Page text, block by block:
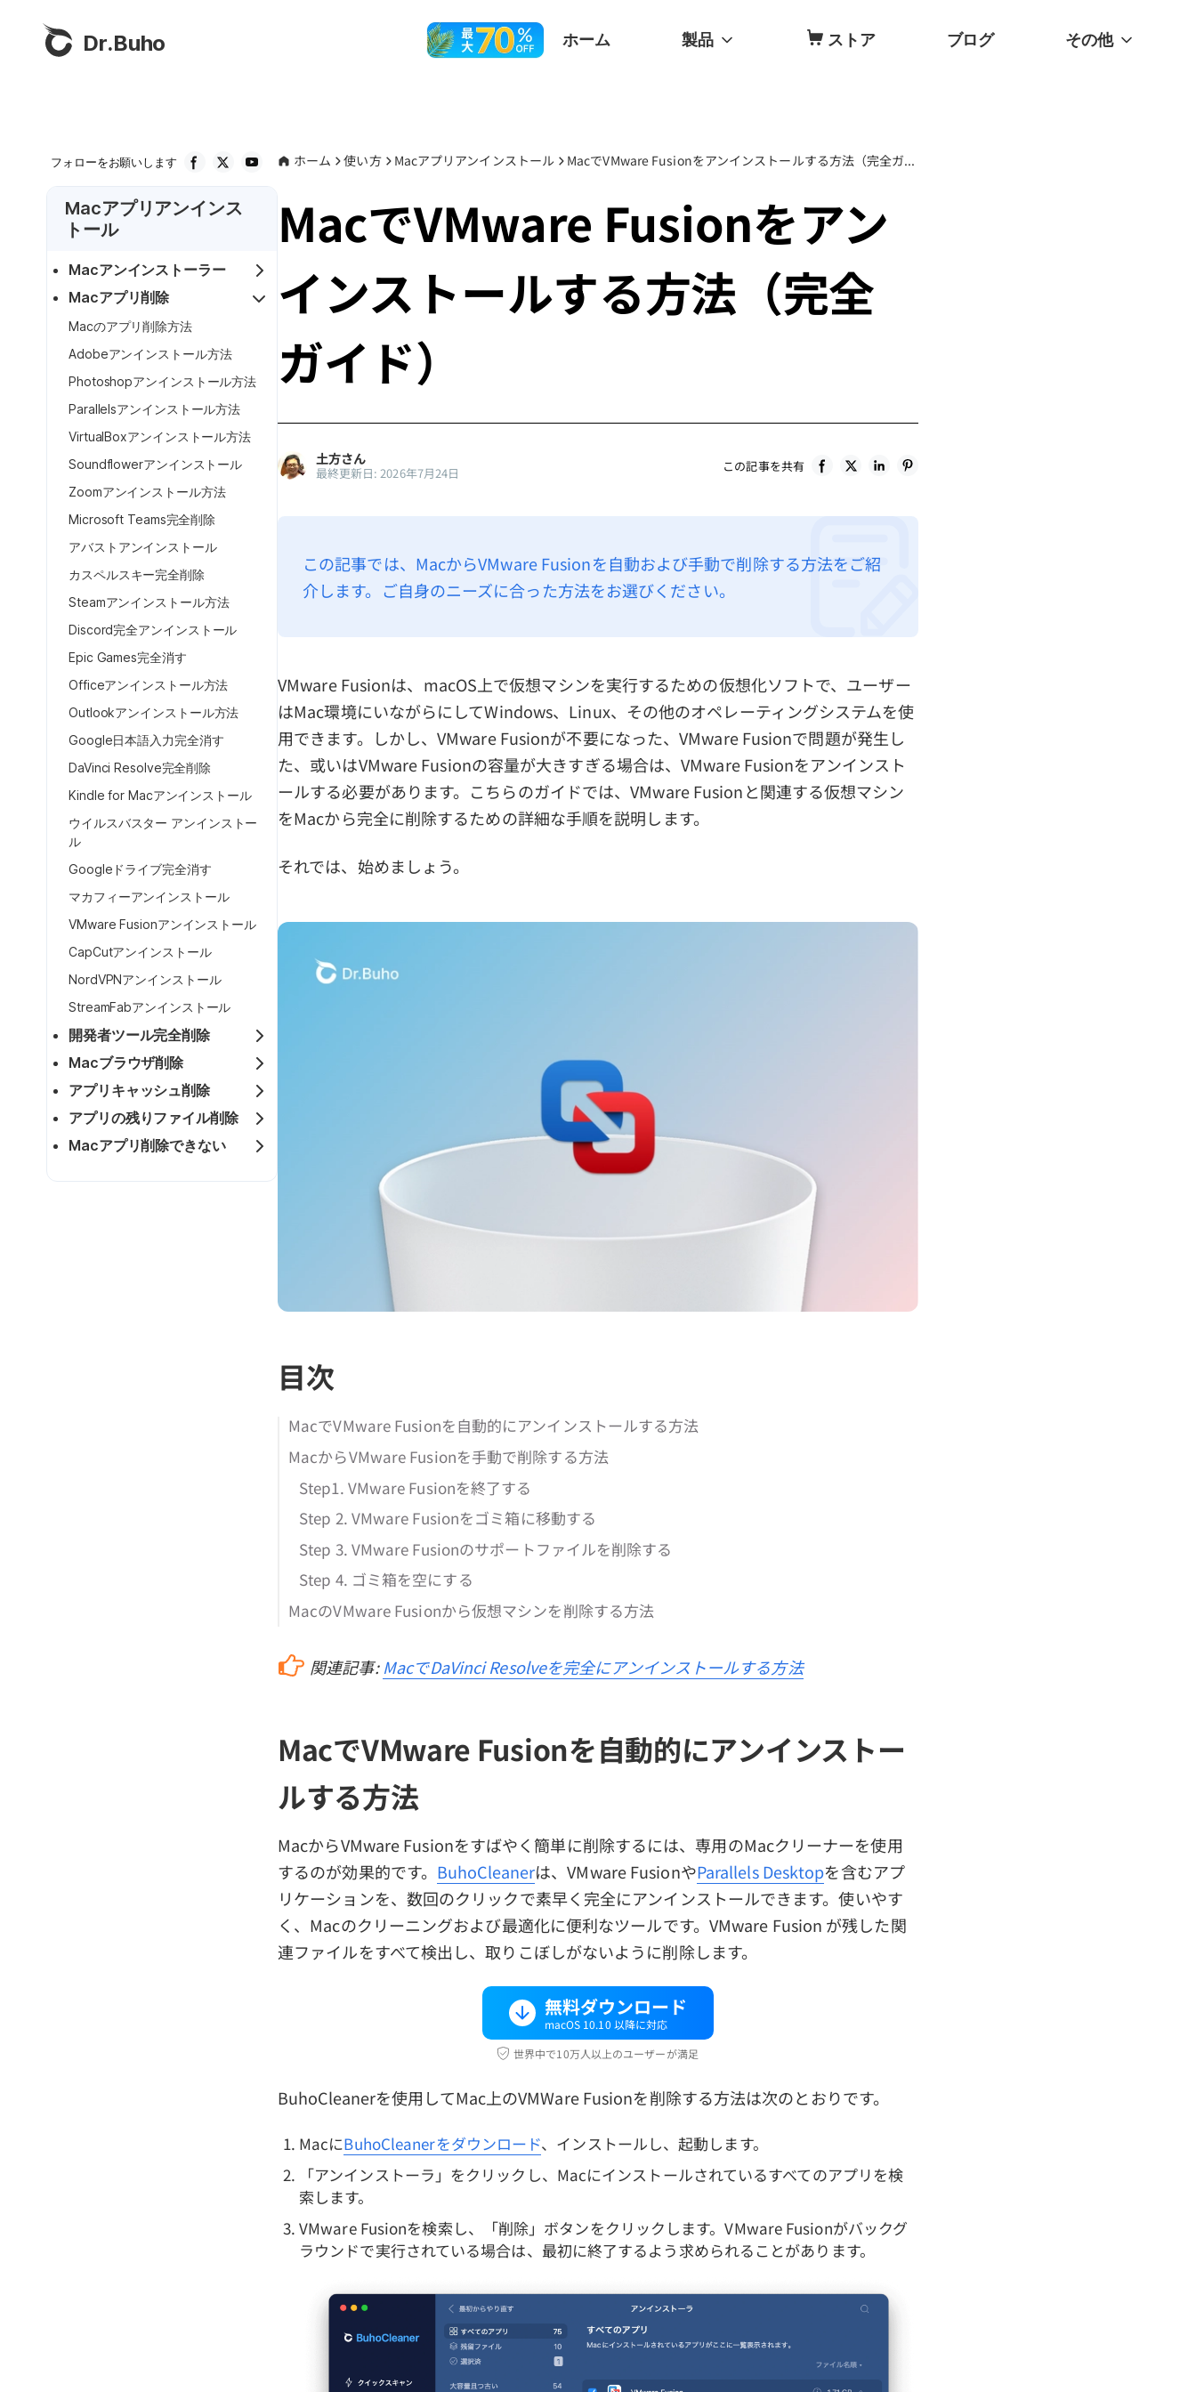
Dr.Buho ホーム 製品 ストア ブログ その他
フォローをお願いします
Macアプリアンインス
トール
Macアンインストーラー
Macアプリ削除
Macのアプリ削除方法
Adobeアンインストール方法
Photoshopアンインストール方法
Parallelsアンインストール方法
VirtualBoxアンインストール方法
Soundflowerアンインストール
Zoomアンインストール方法
Microsoft Teams完全削除
アバストアンインストール
カスペルスキー完全削除
Steamアンインストール方法
Discord完全アンインストール
Epic Games完全消す
Officeアンインストール方法
Outlookアンインストール方法
Google日本語入力完全消す
DaVinci Resolve完全削除
Kindle for Macアンインストール
ウイルスバスター アンインストー
ル
Googleドライブ完全消す
マカフィーアンインストール
VMware Fusionアンインストール
CapCutアンインストール
NordVPNアンインストール
StreamFabアンインストール
開発者ツール完全削除
Macブラウザ削除
アプリキャッシュ削除
アプリの残りファイル削除
Macアプリ削除できない
ホーム 使い方 Macアプリアンインストール MacでVMware Fusionをアンインストールする方法（完全ガイド）
MacでVMware Fusionをアン
インストールする方法（完全
ガイド）
土方さん
最終更新日: 2026年7月24日 この記事を共有
この記事では、MacからVMware Fusionを自動および手動で削除する方法をご紹
介します。ご自身のニーズに合った方法をお選びください。
VMware Fusionは、macOS上で仮想マシンを実行するための仮想化ソフトで、ユーザー
はMac環境にいながらにしてWindows、Linux、その他のオペレーティングシステムを使
用できます。しかし、VMware Fusionが不要になった、VMware Fusionで問題が発生し
た、或いはVMware Fusionの容量が大きすぎる場合は、VMware Fusionをアンインスト
ールする必要があります。こちらのガイドでは、VMware Fusionと関連する仮想マシン
をMacから完全に削除するための詳細な手順を説明します。
それでは、始めましょう。
目次
MacでVMware Fusionを自動的にアンインストールする方法
MacからVMware Fusionを手動で削除する方法
Step1. VMware Fusionを終了する
Step 2. VMware Fusionをゴミ箱に移動する
Step 3. VMware Fusionのサポートファイルを削除する
Step 4. ゴミ箱を空にする
MacのVMware Fusionから仮想マシンを削除する方法
関連記事: MacでDaVinci Resolveを完全にアンインストールする方法
MacでVMware Fusionを自動的にアンインストー
ルする方法
MacからVMware Fusionをすばやく簡単に削除するには、専用のMacクリーナーを使用
するのが効果的です。 BuhoCleanerは、VMware FusionやParallels Desktopを含むアプ
リケーションを、数回のクリックで素早く完全にアンインストールできます。使いやす
く、Macのクリーニングおよび最適化に便利なツールです。VMware Fusion が残した関
連ファイルをすべて検出し、取りこぼしがないように削除します。
無料ダウンロード
macOS 10.10 以降に対応
世界中で10万人以上のユーザーが満足
BuhoCleanerを使用してMac上のVMWare Fusionを削除する方法は次のとおりです。
MacにBuhoCleanerをダウンロード、インストールし、起動します。
「アンインストーラ」をクリックし、Macにインストールされているすべてのアプリを検
索します。
VMware Fusionを検索し、「削除」ボタンをクリックします。VMware Fusionがバックグ
ラウンドで実行されている場合は、最初に終了するよう求められることがあります。